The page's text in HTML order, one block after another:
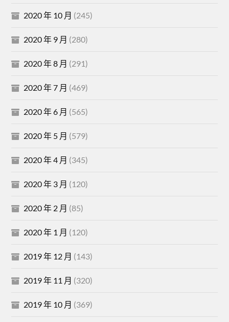
2020 年 10 月 (245)
2020 年 9 月 (280)
2020 年 8 月 (291)
2020 年 7 月 (469)
2020 年 6 月 (565)
2020 年 5 月 (579)
2020 年 4 月 (345)
2020 年 3 月 (120)
2020 年 2 月 (85)
2020 年 1 月 (120)
2019 年 12 月 (143)
2019 年 11 月 (320)
2019 年 10 月 (369)